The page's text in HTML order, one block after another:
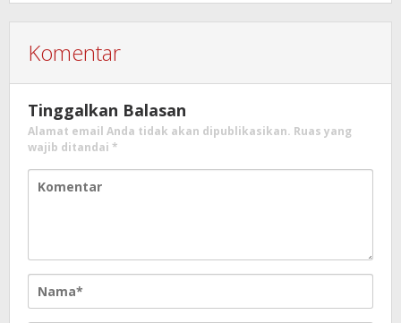
Komentar
Tinggalkan Balasan
Alamat email Anda tidak akan dipublikasikan. Ruas yang
wajib ditandai *